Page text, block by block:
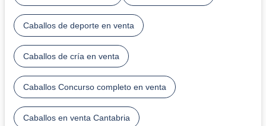
Caballos de deporte en venta
Caballos de cría en venta
Caballos Concurso completo en venta
Caballos en venta Cantabria